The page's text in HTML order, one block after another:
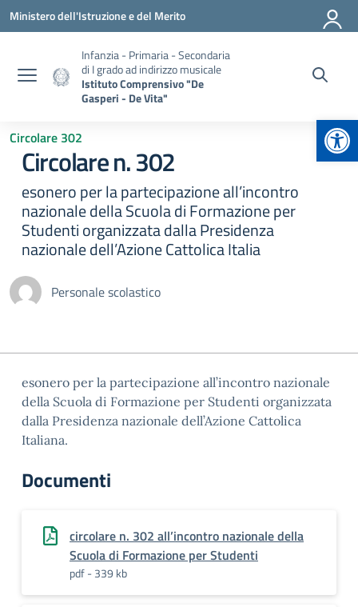
Vai ai contenuti
Vai al menu di navigazione
Vai al footer
Ministero dell'Istruzione e del Merito
Infanzia - Primaria - Secondaria
di I grado ad indirizzo musicale
Istituto Comprensivo "De
Gasperi - De Vita"
Circolare 302
Circolare n. 302
esonero per la partecipazione all’incontro
nazionale della Scuola di Formazione per
Studenti organizzata dalla Presidenza
nazionale dell’Azione Cattolica Italia
Personale scolastico
esonero per la partecipazione all’incontro nazionale
della Scuola di Formazione per Studenti organizzata
dalla Presidenza nazionale dell’Azione Cattolica
Italiana.
Documenti
circolare n. 302 all’incontro nazionale della
Scuola di Formazione per Studenti
pdf - 339 kb